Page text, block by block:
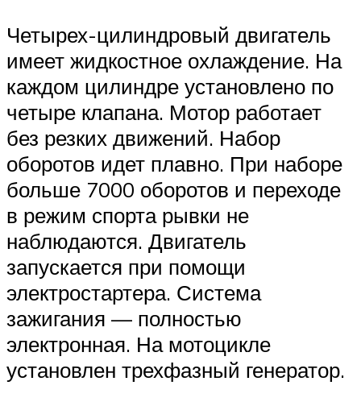
Четырех-цилиндровый двигатель
имеет жидкостное охлаждение. На
каждом цилиндре установлено по
четыре клапана. Мотор работает
без резких движений. Набор
оборотов идет плавно. При наборе
больше 7000 оборотов и переходе
в режим спорта рывки не
наблюдаются. Двигатель
запускается при помощи
электростартера. Система
зажигания — полностью
электронная. На мотоцикле
установлен трехфазный генератор.